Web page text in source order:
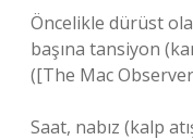
Öncelikle dürüst
başına tansiyon
([The Mac
Saat, nabız (kalp